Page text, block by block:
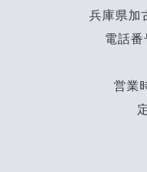
兵庫県加
電話
営業